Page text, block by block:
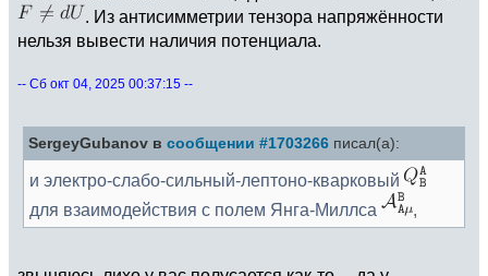
. Из антисимметрии тензора напряжённости
нельзя вывести наличия потенциала.
-- Сб окт 04, 2025 00:37:15 --
SergeyGubanov в сообщении #1703266 писал(а):
и электро-слабо-сильный-лептоно-кварковый
для взаимодействия с полем Янга-Миллса
,